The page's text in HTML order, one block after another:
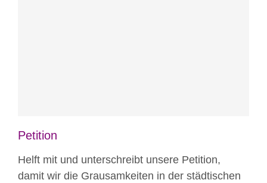
Petition
Helft mit und unterschreibt unsere Petition,
damit wir die Grausamkeiten in der städtischen